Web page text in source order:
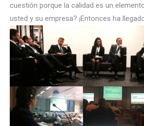
cuestión porque la calidad es un
usted y su empresa? ¡Entonces ha